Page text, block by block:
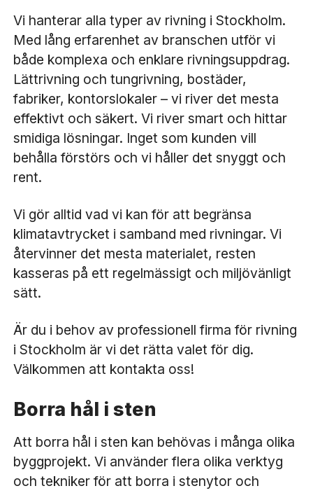
Vi hanterar alla typer av rivning i Stockholm.
Med lång erfarenhet av branschen utför vi
både komplexa och enklare rivningsuppdrag.
Lättrivning och tungrivning, bostäder,
fabriker, kontorslokaler – vi river det mesta
effektivt och säkert. Vi river smart och hittar
smidiga lösningar. Inget som kunden vill
behålla förstörs och vi håller det snyggt och
rent.
Vi gör alltid vad vi kan för att begränsa
klimatavtrycket i samband med rivningar. Vi
återvinner det mesta materialet, resten
kasseras på ett regelmässigt och miljövänligt
sätt.
Är du i behov av professionell firma för rivning
i Stockholm är vi det rätta valet för dig.
Välkommen att kontakta oss!
Borra hål i sten
Att borra hål i sten kan behövas i många olika
byggprojekt. Vi använder flera olika verktyg
och tekniker för att borra i stenytor och